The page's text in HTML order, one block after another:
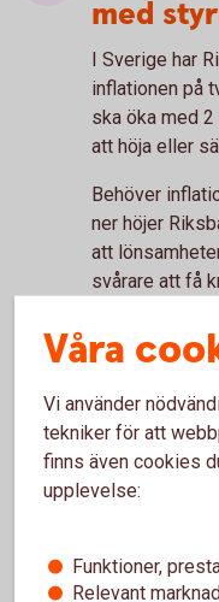
med
I Sverige har
inflationen på
ska öka med
att höja eller
Behöver
ner höjer
att
svårare att få
företagens
åt mer pengar
kvar att
också till att
konsumtionen.
ekonomin,
På individnivå
hög
Våra
Vi använder
tekniker för att
finns även cookies
upplevelse:
Funktioner,
Relevant